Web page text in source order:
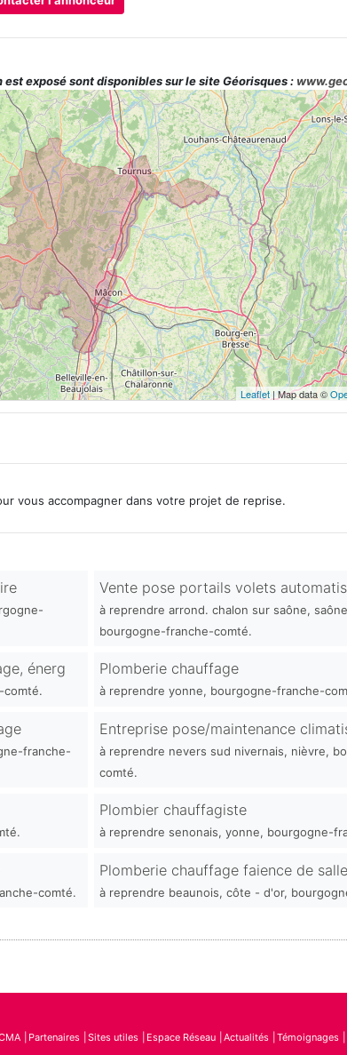
exposé sont disponibles sur le site Géorisques :
Leaflet | Map data ©
vous accompagner dans votre projet de reprise.
Vente pose portails volets
à reprendre arrond. chalon sur saône,
bourgogne-franche-comté.
énerg
comté.
Plomberie chauffage
à reprendre yonne, bourgogne-franche-
franche-
Entreprise pose/maintenance
à reprendre nevers sud nivernais, nièvre,
comté.
Plombier chauffagiste
à reprendre senonais, yonne, bourgogne-
comté.
Plomberie chauffage faience de
à reprendre beaunois, côte - d'or,
Partenaires Sites utiles Espace Réseau Actualités Témoignages